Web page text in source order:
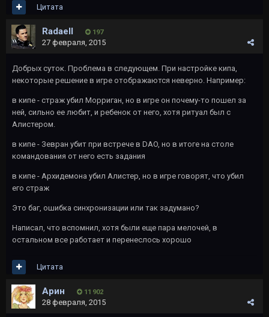
Цитата
Radaell 197
27 февраля, 2015
Добрых суток. Проблема в следующем. При настройке кипа,
некоторые решение в игре отображаются неверно. Например:
в кипе - страж убил Морриган, но в игре он почему-то пошел за
ней, сильно ее любит, и ребенок от него, хотя ритуал был с
Алистером.
в кипе - Зевран убит при встрече в DAO, но в итоге на столе
командования от него есть задания
в кипе - Архидемона убил Алистер, но в игре говорят, что убил
его страж
Это баг, ошибка синхронизации или так задумано?
Написал, что вспомнил, хотя были еще пара мелочей, в
остальном все работает и перенеслось хорошо
Цитата
Арин 11 902
28 февраля, 2015